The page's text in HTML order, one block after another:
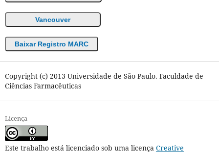
Vancouver
Baixar Registro MARC
Copyright (c) 2013 Universidade de São Paulo. Faculdade de
Ciências Farmacêuticas
Licença
Este trabalho está licenciado sob uma licença Creative